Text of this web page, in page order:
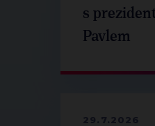
s
Pavlem
29.7.2026